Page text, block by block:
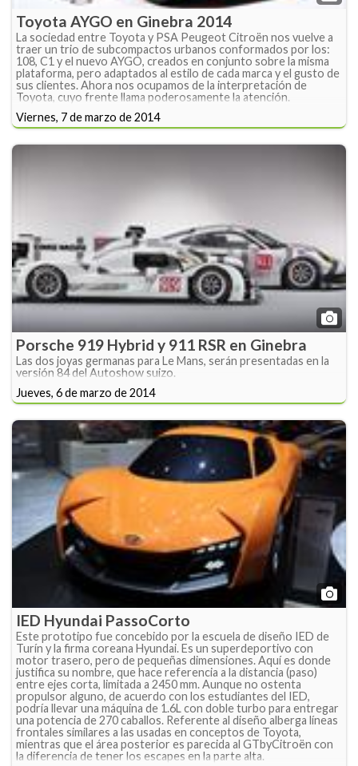
Toyota AYGO en Ginebra 2014
La sociedad entre Toyota y PSA Peugeot Citroën nos vuelve a
traer un trio de subcompactos urbanos conformados por los:
108, C1 y el nuevo AYGO, creados en conjunto sobre la misma
plataforma, pero adaptados al estilo de cada marca y el gusto de
sus clientes. Ahora nos ocupamos de la interpretación de
Toyota, cuyo frente llama poderosamente la atención.
Viernes, 7 de marzo de 2014
Porsche 919 Hybrid y 911 RSR en Ginebra
Las dos joyas germanas para Le Mans, serán presentadas en la
versión 84 del Autoshow suizo.
Jueves, 6 de marzo de 2014
IED Hyundai PassoCorto
Este prototipo fue concebido por la escuela de diseño IED de
Turín y la firma coreana Hyundai. Es un superdeportivo con
motor trasero, pero de pequeñas dimensiones. Aquí es donde
justifica su nombre, que hace referencia a la distancia (paso)
entre ejes corta, limitada a 2450 mm. Aunque no ostenta
propulsor alguno, de acuerdo con los estudiantes del IED,
podría llevar una máquina de 1.6L con doble turbo para entregar
una potencia de 270 caballos. Referente al diseño alberga líneas
frontales similares a las usadas en conceptos de Toyota,
mientras que el área posterior es parecida al GTbyCitroën con
la diferencia de tener los escapes en la parte alta.